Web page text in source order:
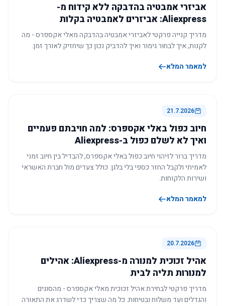
אביזרי אמבטיה בהדבקה ללא קידוח מ-
Aliexpress: אביזרים לאמבטיה בקלות
מדריך קנייה פרקטי לאביזרי אמבטיה בהדבקה מאלי אקספרס - מה
לקנות, איך לבחור גימור ואיך להדביק נכון כך שיחזיק לאורך זמן.
למאמר המלא
21.7.2026
חיוב כפול באלי אקספרס: למה חויבתם פעמיים
ואיך לא לשלם כפול ב-Aliexpress
מדריך ברור לזיהוי חיוב כפול באלי אקספרס, להבדיל בין חיוב זמני
לאמיתי ולקבל החזר כספי בלי בלגן. כולל צעדים מול חברת האשראי
ושירות הלקוחות.
למאמר המלא
20.7.2026
אהיל זכוכית למנורה מ-Aliexpress: אהילים
למנורות תליה לבית
מדריך פרקטי לבחירת אהיל זכוכית מאלי אקספרס - מהסוגים
והגדלים ועד משלוח ובטיחות. כל מה שצריך כדי לשדרג את התאורה